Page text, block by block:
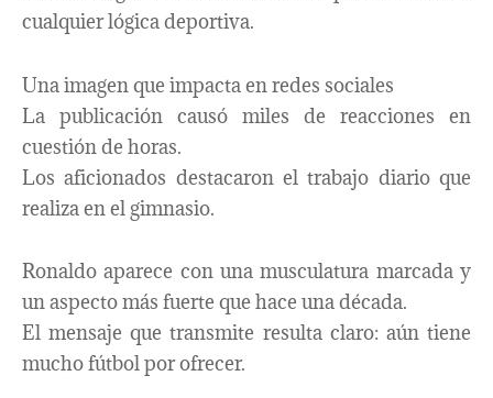
cualquier lógica deportiva.
Una imagen que impacta en redes sociales
La publicación causó miles de reacciones en
cuestión de horas.
Los aficionados destacaron el trabajo diario que
realiza en el gimnasio.
Ronaldo aparece con una musculatura marcada y
un aspecto más fuerte que hace una década.
El mensaje que transmite resulta claro: aún tiene
mucho fútbol por ofrecer.